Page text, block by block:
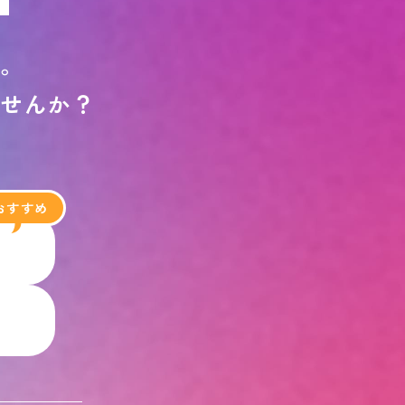
。
せんか ？